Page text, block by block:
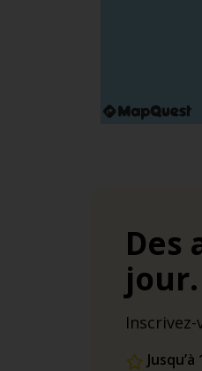
Des
jour.